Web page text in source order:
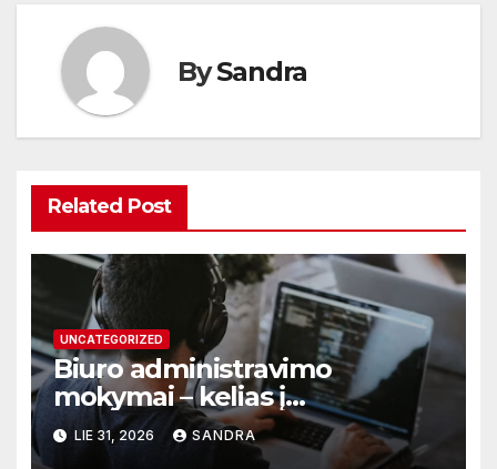
BySandra
Related Post
UNCATEGORIZED
Biuro administravimo
mokymai – kelias į
profesionalų ir efektyvų
darbą
LIE 31, 2026 SANDRA